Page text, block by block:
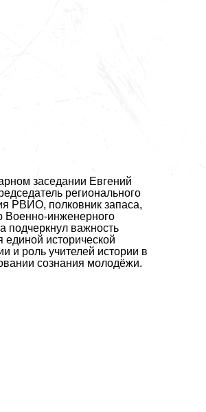
заседании Евгений
регионального
РВИО, полковник запаса,
Военно-инженерного
подчеркнул важность
единой исторической
и роль учителей истории в
сознания молодёжи.